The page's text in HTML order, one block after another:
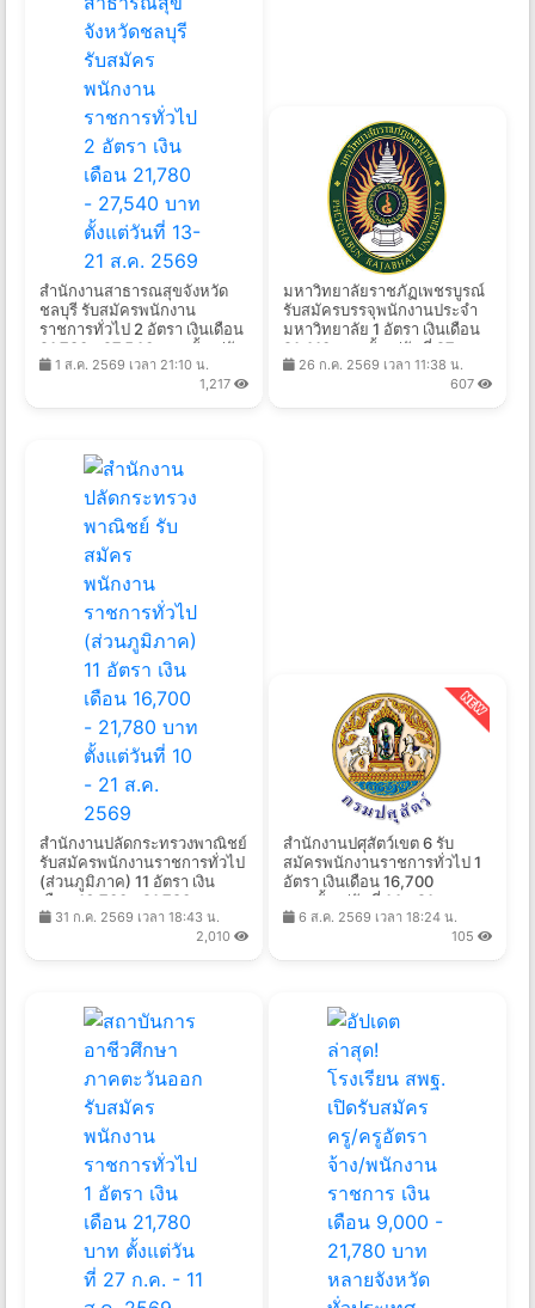
สำนักงานสาธารณสุขจังหวัด
ชลบุรี รับสมัครพนักงาน
ราชการทั่วไป 2 อัตรา เงินเดือน
21,780 - 27,540 บาท ตั้งแต่วัน
ที่ 13-21 ส.ค. 2569
1 ส.ค. 2569 เวลา 21:10 น.
1,217
มหาวิทยาลัยราชภัฏเพชรบูรณ์
รับสมัครบรรจุพนักงานประจำ
มหาวิทยาลัย 1 อัตรา เงินเดือน
21,410 บาท ตั้งแต่วันที่ 27 ก.ค.
- 13 ส.ค. 2569
26 ก.ค. 2569 เวลา 11:38 น.
607
สำนักงานปลัดกระทรวงพาณิชย์
รับสมัครพนักงานราชการทั่วไป
(ส่วนภูมิภาค) 11 อัตรา เงิน
เดือน 16,700 - 21,780 บาท
ตั้งแต่วันที่ 10 - 21 ส.ค. 2569
31 ก.ค. 2569 เวลา 18:43 น.
2,010
สำนักงานปศุสัตว์เขต 6 รับ
สมัครพนักงานราชการทั่วไป 1
อัตรา เงินเดือน 16,700
บาท ตั้งแต่วันที่ 14 - 21 ส.ค.
2569
6 ส.ค. 2569 เวลา 18:24 น.
105